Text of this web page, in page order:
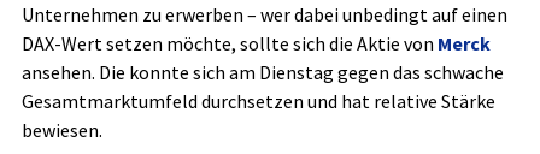
Unternehmen zu erwerben – wer dabei unbedingt auf einen
DAX-Wert setzen möchte, sollte sich die Aktie von Merck
ansehen. Die konnte sich am Dienstag gegen das schwache
Gesamtmarktumfeld durchsetzen und hat relative Stärke
bewiesen.